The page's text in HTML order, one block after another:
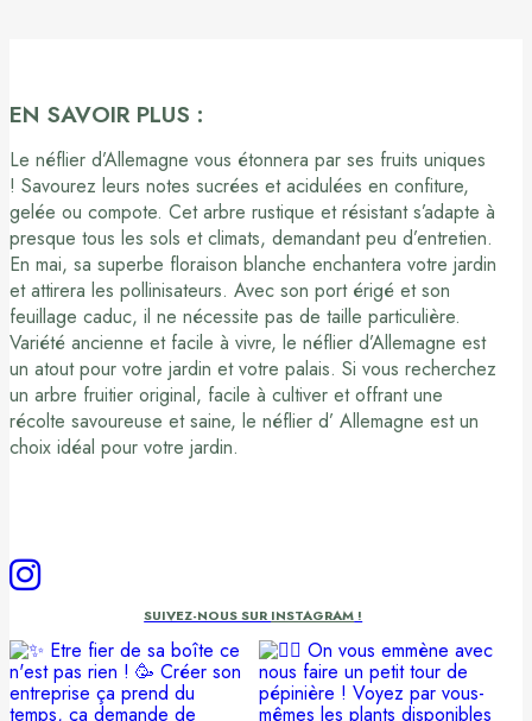
EN SAVOIR PLUS :
Le néflier d’Allemagne vous étonnera par ses fruits uniques
! Savourez leurs notes sucrées et acidulées en confiture,
gelée ou compote. Cet arbre rustique et résistant s’adapte à
presque tous les sols et climats, demandant peu d’entretien.
En mai, sa superbe floraison blanche enchantera votre jardin
et attirera les pollinisateurs. Avec son port érigé et son
feuillage caduc, il ne nécessite pas de taille particulière.
Variété ancienne et facile à vivre, le néflier d’Allemagne est
un atout pour votre jardin et votre palais. Si vous recherchez
un arbre fruitier original, facile à cultiver et offrant une
récolte savoureuse et saine, le néflier d’ Allemagne est un
choix idéal pour votre jardin.
SUIVEZ-NOUS SUR INSTAGRAM !